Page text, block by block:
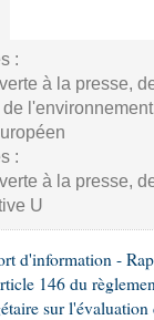
:
à la presse,
:
à la presse,
U
d'information -
146 du
sur l'évaluation